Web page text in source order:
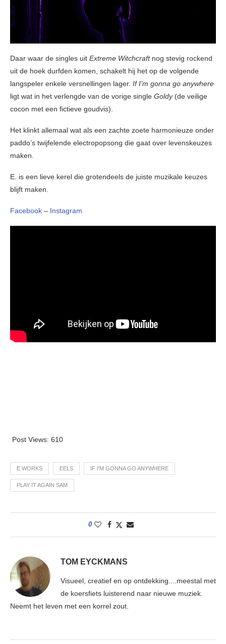
Daar waar de singles uit Extreme Witchcraftnog stevig rockend
uit de hoek durfden komen, schakelt hij het op de volgende
langspeler enkele versnellingen lager. If I’m gonna go anywhere
ligt wat in het verlengde van de vorige single Goldy(de veilige
cocon met een fictieve goudvis).
Het klinkt allemaal wat als een zachte zoete harmonieuze onder
paddo’s twijfelende electropopsong die gaat over levenskeuzes
maken.
E. is een lieve kerel die grotendeels de juiste muzikale keuzes
blijft maken.
Facebook – Instagram
Post Views: 610
E WORKS EELS IF I'M GONNA GO ANYWHERE
PLAY IT AGAIN SAM
0
TOM EYCKMANS
Visueel, creatief en op ontdekking....meestal met
de koersfiets luisterend naar nieuwe muziek.
Neemt het leven met een korrel zout.